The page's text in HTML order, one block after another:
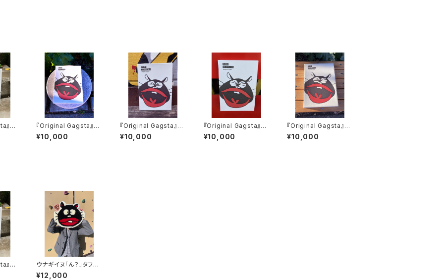
』n
『Original Gagsta』n
o.45～no.54
¥10,000
『Original Gagsta』n
o.44
¥10,000
『Original Gagsta』n
o.43
¥10,000
『Original Gagsta』n
o.42
¥10,000
』n
ウナギイヌ「ん？」タフテ
ィングチェアマット
¥12,000